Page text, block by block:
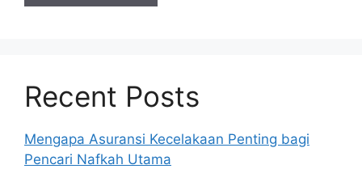
Recent Posts
Mengapa Asuransi Kecelakaan Penting bagi
Pencari Nafkah Utama